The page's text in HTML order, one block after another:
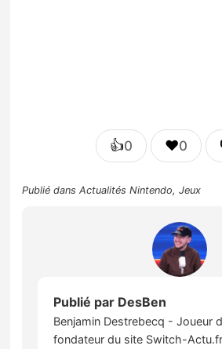
👍0 ❤️0
Publié dansActualités Nintendo,Jeux
Publié par DesBen
Benjamin Destrebecq - Joueur
fondateur du site Switch-